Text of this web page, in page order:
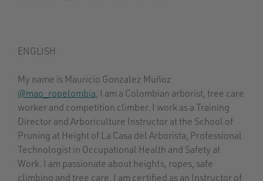
ENGLISH
My name is Mauricio Gonzalez Muñoz
@mao_ropelombia, I am a Colombian arborist, tree care
worker and competition climber. I work as a Training
Director and Arboriculture Instructor at the School of
Pruning at Height of La Casa del Arborista, Professional
Technologist in Occupational Health and Safety at
Work. I am passionate about heights, ropes, safe
climbing and tree care. I am certified as an Instructor of